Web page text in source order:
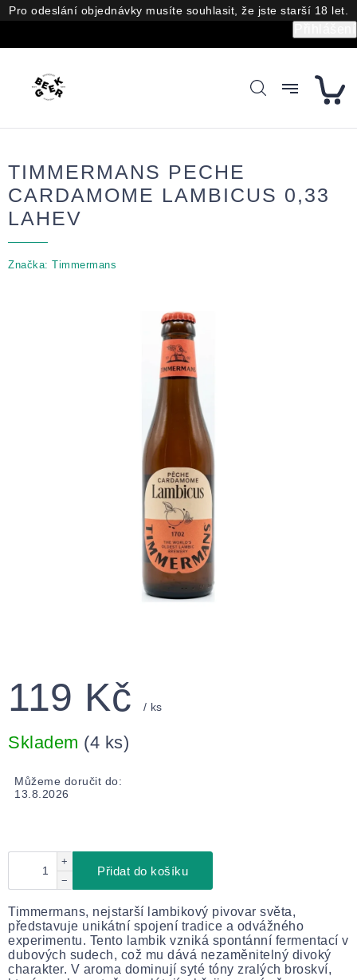
Přejít
na
Pro odeslání objednávky musíte souhlasit, že jste starší 18 let.
TIMMERMANS PECHE
CARDAMOME LAMBICUS 0,33
LAHEV
Značka: Timmermans
119 Kč / ks
cena:
Skladem (4 ks)
Můžeme doručit do:
13.8.2026
+
−
Přidat do košíku
Timmermans, nejstarší lambikový pivovar světa,
představuje unikátní spojení tradice a odvážného
experimentu. Tento lambik vzniká spontánní fermentací v
dubových sudech, což mu dává nezaměnitelný divoký
charakter. V aroma dominují syté tóny zralých broskví,